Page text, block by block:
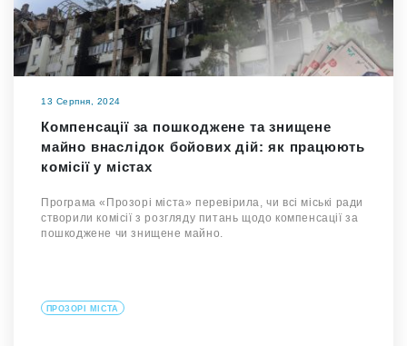
13 Серпня, 2024
Компенсації за пошкоджене та знищене
майно внаслідок бойових дій: як працюють
комісії у містах
Програма «Прозорі міста» перевірила, чи всі міські ради
створили комісії з розгляду питань щодо компенсації за
пошкоджене чи знищене майно.
ПРОЗОРІ МІСТА